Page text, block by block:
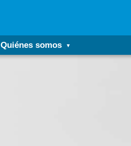
Quiénes somos